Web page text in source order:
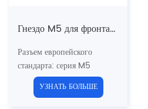
105
Гнездо M5 для фронтального монтажа (печатная плата)
Разъем европейского
стандарта: серия M5
Тип конструкции:
Фронтальный разъем
УЗНАТЬ БОЛЬШЕ